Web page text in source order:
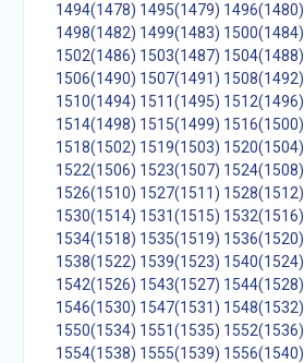
1494(1478) 1495(1479) 1496(1480)
1498(1482) 1499(1483) 1500(1484)
1502(1486) 1503(1487) 1504(1488)
1506(1490) 1507(1491) 1508(1492)
1510(1494) 1511(1495) 1512(1496)
1514(1498) 1515(1499) 1516(1500)
1518(1502) 1519(1503) 1520(1504)
1522(1506) 1523(1507) 1524(1508)
1526(1510) 1527(1511) 1528(1512)
1530(1514) 1531(1515) 1532(1516)
1534(1518) 1535(1519) 1536(1520)
1538(1522) 1539(1523) 1540(1524)
1542(1526) 1543(1527) 1544(1528)
1546(1530) 1547(1531) 1548(1532)
1550(1534) 1551(1535) 1552(1536)
1554(1538) 1555(1539) 1556(1540)